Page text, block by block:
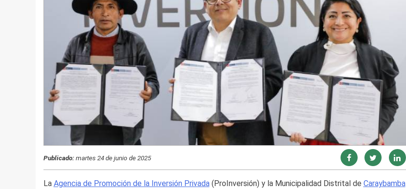
Publicado:martes 24 de junio de 2025
La Agencia de Promoción de la Inversión Privada(ProInversión) y la Municipalidad Distrital de Caraybamba